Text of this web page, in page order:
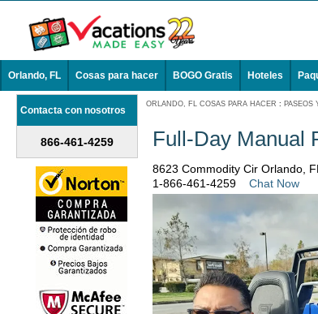
Orlando, FL Cosas para hacer BOGO Gratis Hoteles
Contacta con nosotros
866-461-4259
ORLANDO, FL COSAS PARA HACER : PASEOS
Full-Day Manual
8623 Commodity Cir Orlando,
1-866-461-4259
Chat Now